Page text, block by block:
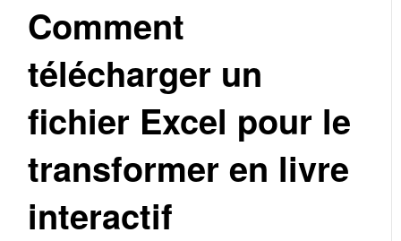
Comment
télécharger un
fichier Excel pour le
transformer en livre
interactif